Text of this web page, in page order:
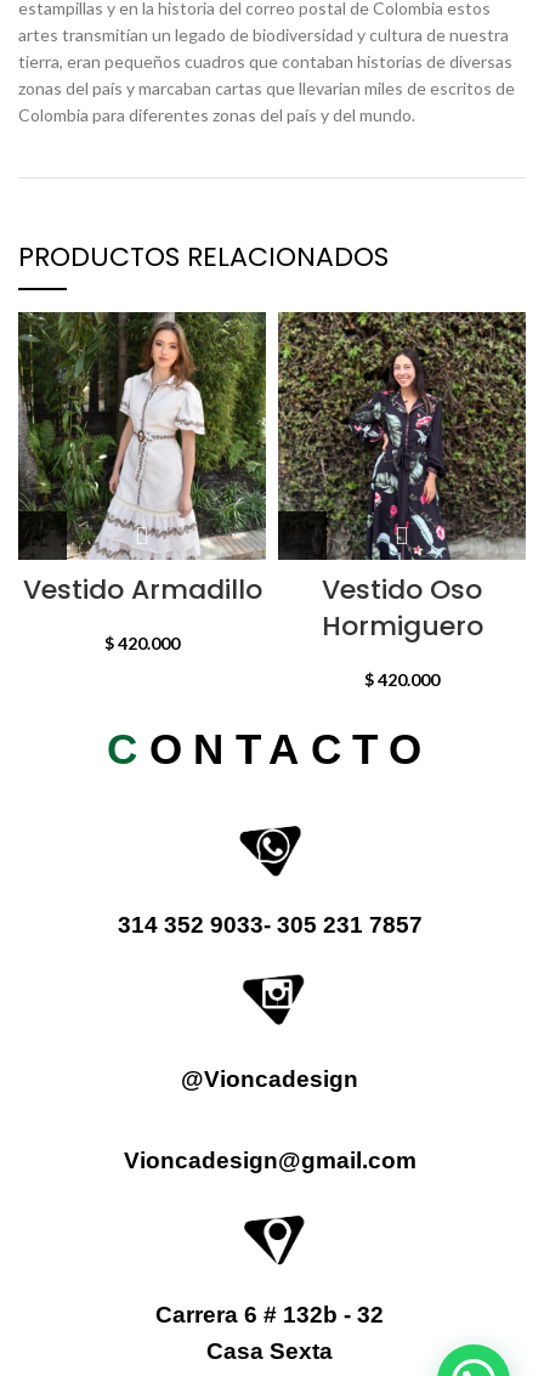
estampillas y en la historia del correo postal de Colombia estos
artes transmitían un legado de biodiversidad y cultura de nuestra
tierra, eran pequeños cuadros que contaban historias de diversas
zonas del país y marcaban cartas que llevarian miles de escritos de
Colombia para diferentes zonas del país y del mundo.
PRODUCTOS RELACIONADOS
Vestido Armadillo
$420.000
Vestido Oso
Hormiguero
$420.000
C ONTACTO
314 352 9033- 305 231 7857
@Vioncadesign
Vioncadesign@gmail.com
Carrera 6 # 132b - 32
Casa Sexta